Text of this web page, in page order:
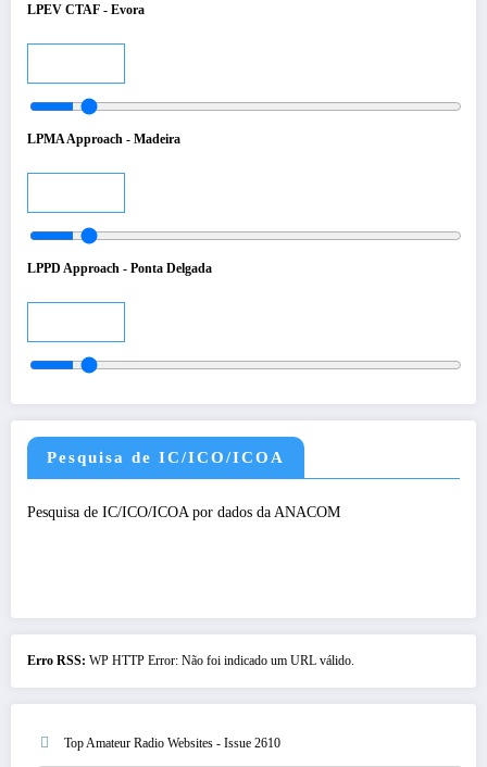
LPEV CTAF - Evora
LPMA Approach - Madeira
LPPD Approach - Ponta Delgada
Pesquisa de IC/ICO/ICOA
Pesquisa de IC/ICO/ICOA por dados da ANACOM
Erro RSS: WP HTTP Error: Não foi indicado um URL válido.
Top Amateur Radio Websites - Issue 2610